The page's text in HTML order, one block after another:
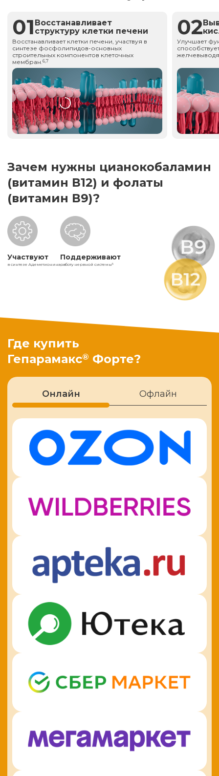
01 Восстанавливает
структуру клетки печени
Восстанавливает клетки печени, участвуя в
синтезе фосфолипидов-основных
строительных компонентов клеточных
мембран.6,7
02
Улучшает
Зачем нужны цианокобаламин
(витамин В12) и фолаты
(витамин В9)?
Участвуют
в синтезе Адеметионина
Поддерживают
работу нервной системы5
Где купить
Гепарамакс® Форте?
Онлайн Офлайн